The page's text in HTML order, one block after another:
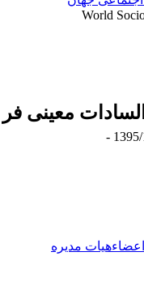
معینی فر
هیات مدیره